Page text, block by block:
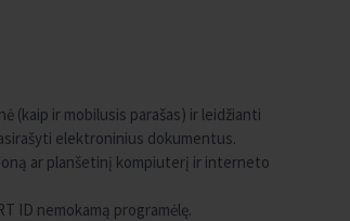
(kaip ir mobilusis parašas) ir leidžianti
elektroninius dokumentus.
ar planšetinį kompiuterį ir interneto
ID nemokamą programėlę.